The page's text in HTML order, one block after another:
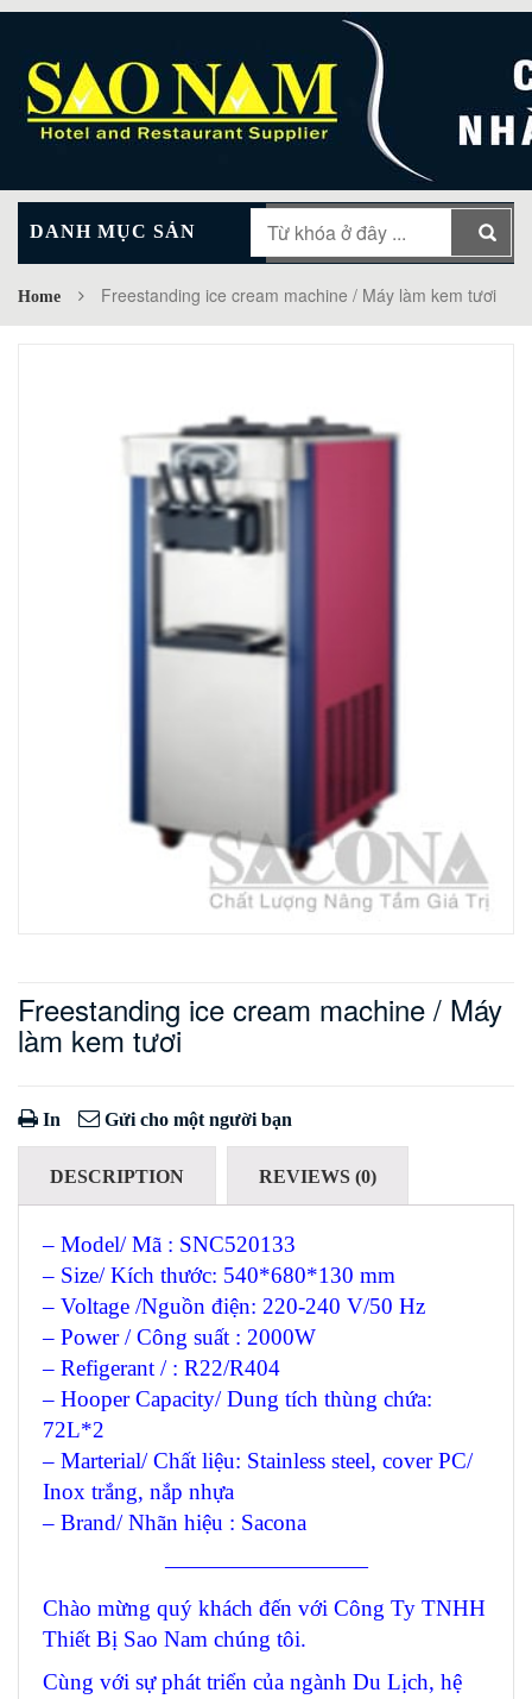
DANH MỤC SẢN
PHẨM
MAIN MENU
Home Freestanding ice cream machine / Máy làm kem tươi
Freestanding ice cream machine / Máy
làm kem tươi
In Gửi cho một người bạn
DESCRIPTION REVIEWS (0)
– Model/ Mã : SNC520133
– Size/ Kích thước: 540*680*130 mm
– Voltage /Nguồn điện: 220-240 V/50 Hz
– Power / Công suất : 2000W
– Refigerant / : R22/R404
– Hooper Capacity/ Dung tích thùng chứa:
72L*2
– Marterial/ Chất liệu: Stainless steel, cover PC/
Inox trắng, nắp nhựa
– Brand/ Nhãn hiệu : Sacona
—————————
Chào mừng quý khách đến với Công Ty TNHH
Thiết Bị Sao Nam chúng tôi.
Cùng với sự phát triển của ngành Du Lịch, hệ